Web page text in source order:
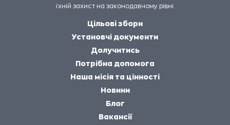
їхній захист на законодавчому рівні.
Цільові збори
Установчі документи
Долучитись
Потрібна допомога
Наша місія та цінності
Новини
Блог
Вакансії